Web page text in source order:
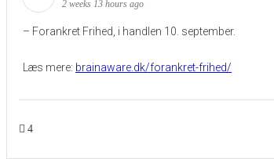
2 weeks 13 hours ago
– Forankret Frihed, i handlen 10. september.
Læs mere: brainaware.dk/forankret-frihed/
4